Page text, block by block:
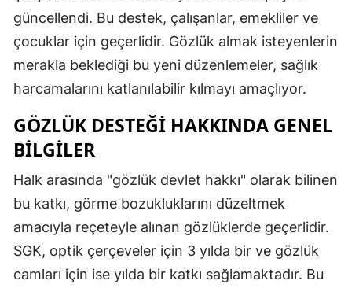
güncellendi. Bu destek, çalışanlar, emekliler ve
çocuklar için geçerlidir. Gözlük almak isteyenlerin
merakla beklediği bu yeni düzenlemeler, sağlık
harcamalarını katlanılabilir kılmayı amaçlıyor.
GÖZLÜK DESTEĞI HAKKINDA GENEL
BILGILER
Halk arasında "gözlük devlet hakkı" olarak bilinen
bu katkı, görme bozukluklarını düzeltmek
amacıyla reçeteyle alınan gözlüklerde geçerlidir.
SGK, optik çerçeveler için 3 yılda bir ve gözlük
camları için ise yılda bir katkı sağlamaktadır. Bu